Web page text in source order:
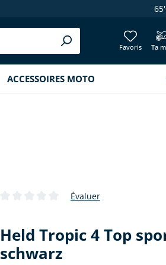
Favoris Ta
ACCESSOIRES MOTO
Évaluer
Held Tropic 4 Top
schwarz